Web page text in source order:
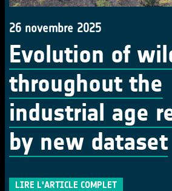
26 novembre 2025
Evolution of
throughout the
industrial age
by new dataset
LIRE L'ARTICLE COMPLET